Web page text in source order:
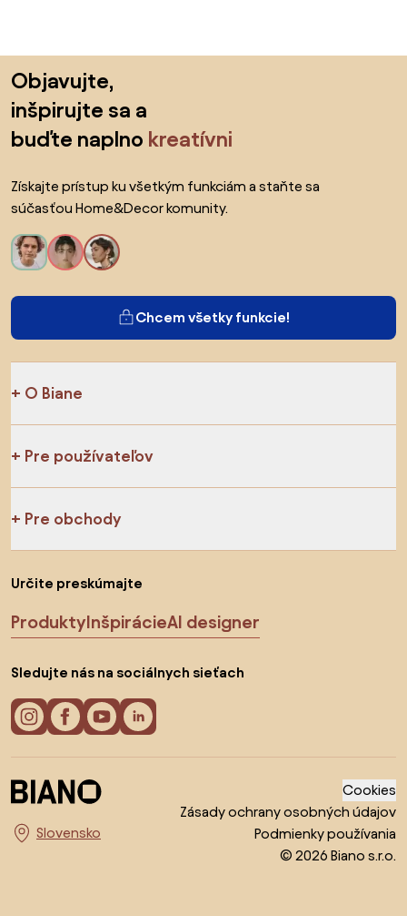
Objavujte,
inšpirujte sa a
buďte naplno kreatívni
Získajte prístup ku všetkým funkciám a staňte sa
súčasťou Home&Decor komunity.
Chcem všetky funkcie!
O Biane
Pre používateľov
Pre obchody
Určite preskúmajte
ProduktyInšpirácieAI designer
Sledujte nás na sociálnych sieťach
Vyberte krajinu
Cookies
Zásady ochrany osobných údajov
Podmienky používania
© 2026 Biano s.r.o.